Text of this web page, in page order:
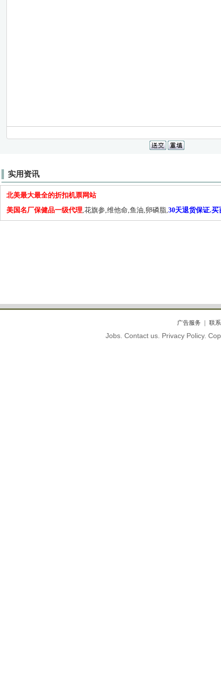
实用资讯
北美最大最全的折扣机票网站
美国名厂保健品一级代理,花旗参,维他命,鱼油,卵磷脂,30天退货保证.买
广告服务 联
Jobs. Contact us. Privacy Policy.